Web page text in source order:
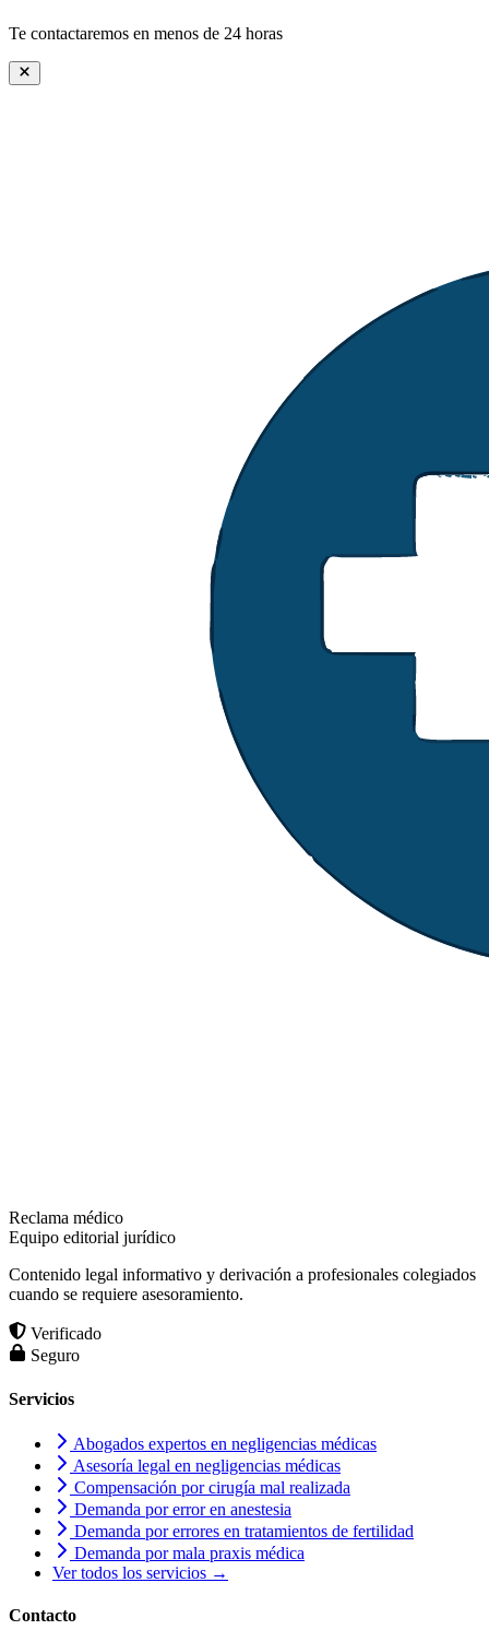
Te contactaremos en menos de 24 horas
Reclama médico
Equipo editorial jurídico
Contenido legal informativo y derivación a profesionales colegiados
cuando se requiere asesoramiento.
Verificado
Seguro
Servicios
Abogados expertos en negligencias médicas
Asesoría legal en negligencias médicas
Compensación por cirugía mal realizada
Demanda por error en anestesia
Demanda por errores en tratamientos de fertilidad
Demanda por mala praxis médica
Ver todos los servicios →
Contacto